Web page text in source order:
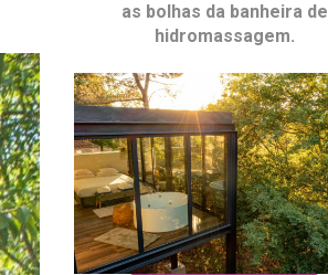
as bolhas da banheira de
hidromassagem.